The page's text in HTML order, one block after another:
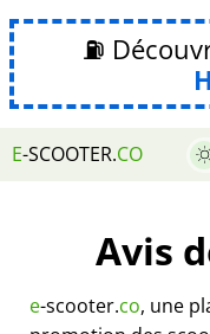
⛽
E-SCOOTER.CO
Avis
e-scooter.co, une